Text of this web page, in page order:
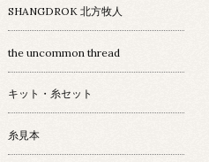
SHANGDROK 北方牧人
the uncommon thread
キット・糸セット
糸見本